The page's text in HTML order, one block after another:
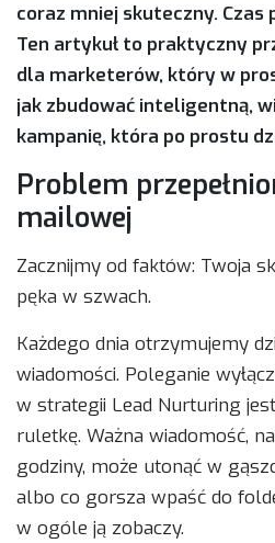
coraz mniej skuteczny. Czas
Ten artykuł to praktyczny
dla marketerów, który w
jak zbudować inteligentną,
kampanię, która po prostu
Problem
mailowej
Zacznijmy od faktów: Twoja
pęka w szwach.
Każdego dnia otrzymujemy
wiadomości. Poleganie
w strategii Lead Nurturing
ruletkę. Ważna wiadomość,
godziny, może utonąć w
albo co gorsza wpaść do
w ogóle ją zobaczy.